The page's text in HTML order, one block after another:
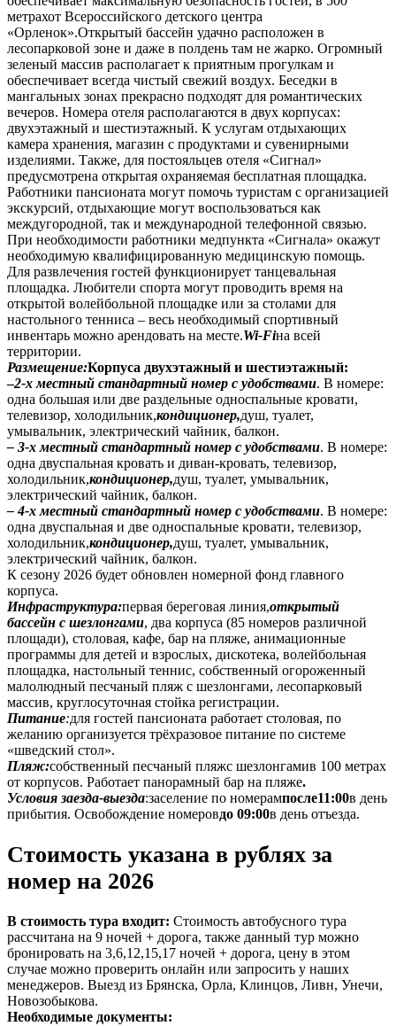
метрахот Всероссийского детского центра
«Орленок».Открытый бассейн удачно расположен в
лесопарковой зоне и даже в полдень там не жарко. Огромный
зеленый массив располагает к приятным прогулкам и
обеспечивает всегда чистый свежий воздух. Беседки в
мангальных зонах прекрасно подходят для романтических
вечеров. Номера отеля располагаются в двух корпусах:
двухэтажный и шестиэтажный. К услугам отдыхающих
камера хранения, магазин с продуктами и сувенирными
изделиями. Также, для постояльцев отеля «Сигнал»
предусмотрена открытая охраняемая бесплатная площадка.
Работники пансионата могут помочь туристам с организацией
экскурсий, отдыхающие могут воспользоваться как
междугородной, так и международной телефонной связью.
При необходимости работники медпункта «Сигнала» окажут
необходимую квалифицированную медицинскую помощь.
Для развлечения гостей функционирует танцевальная
площадка. Любители спорта могут проводить время на
открытой волейбольной площадке или за столами для
настольного тенниса – весь необходимый спортивный
инвентарь можно арендовать на месте.Wi-Fiна всей
территории.
Размещение:Корпуса двухэтажный и шестиэтажный:
–2-х местный стандартный номер с удобствами. В номере:
одна большая или две раздельные односпальные кровати,
телевизор, холодильник,кондиционер,душ, туалет,
умывальник, электрический чайник, балкон.
– 3-х местный стандартный номер с удобствами. В номере:
одна двуспальная кровать и диван-кровать, телевизор,
холодильник,кондиционер,душ, туалет, умывальник,
электрический чайник, балкон.
– 4-х местный стандартный номер с удобствами. В номере:
одна двуспальная и две односпальные кровати, телевизор,
холодильник,кондиционер,душ, туалет, умывальник,
электрический чайник, балкон.
К сезону 2026 будет обновлен номерной фонд главного
корпуса.
Инфраструктура:первая береговая линия,открытый
бассейн с шезлонгами, два корпуса (85 номеров различной
площади), столовая, кафе, бар на пляже, анимационные
программы для детей и взрослых, дискотека, волейбольная
площадка, настольный теннис, собственный огороженный
малолюдный песчаный пляж с шезлонгами, лесопарковый
массив, круглосуточная стойка регистрации.
Питание:для гостей пансионата работает столовая, по
желанию организуется трёхразовое питание по системе
«шведский стол».
Пляж:собственный песчаный пляжс шезлонгамив 100 метрах
от корпусов. Работает панорамный бар на пляже.
Условия заезда-выезда:заселение по номерампосле11:00в день
прибытия. Освобождение номеровдо 09:00в день отъезда.
Стоимость указана в рублях за
номер на 2026
В стоимость тура входит: Стоимость автобусного тура
рассчитана на 9 ночей + дорога, также данный тур можно
бронировать на 3,6,12,15,17 ночей + дорога, цену в этом
случае можно проверить онлайн или запросить у наших
менеджеров. Выезд из Брянска, Орла, Клинцов, Ливн, Унечи,
Новозобыкова.
Необходимые документы: